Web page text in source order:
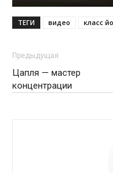
ТЕГИ видео класс
Предыдущая
Цапля — мастер
концентрации